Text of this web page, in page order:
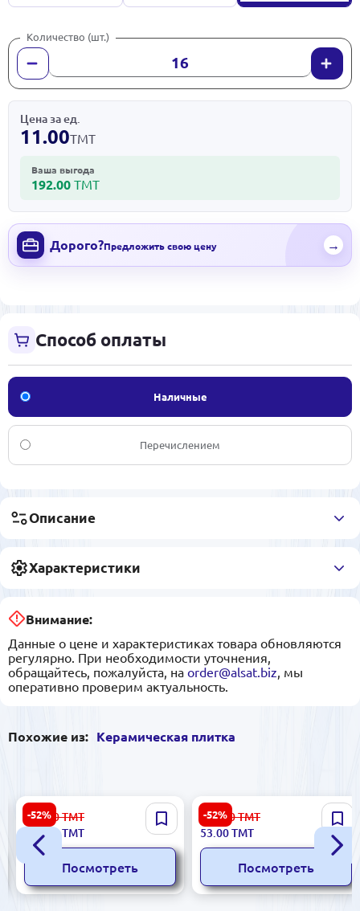
Количество (шт.)
Цена за ед.
11.00ТМТ
Ваша выгода
192.00 ТМТ
Дорого?Предложить свою цену →
Способ оплаты
Наличные
Перечислением
Описание
Характеристики
Внимание:
Данные о цене и характеристиках товара обновляются
регулярно. При необходимости уточнения,
обращайтесь, пожалуйста, на order@alsat.biz , мы
оперативно проверим актуальность.
Похожие из: Керамическая плитка
-52%
Stella 5900499040806 |
Керамическая плитка
25x50 см Бежевый
834.00ТМТ
395.00ТМТ
Посмотреть
-52%
Ibiza 5900499047317 |
Керамическая плитка
20x40 см глянец Giallo
112.00ТМТ
53.00ТМТ
Посмотреть